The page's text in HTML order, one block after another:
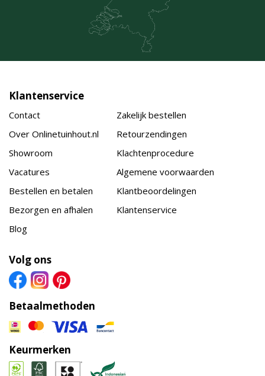
Klantenservice
Contact
Over Onlinetuinhout.nl
Showroom
Vacatures
Bestellen en betalen
Bezorgen en afhalen
Blog
Zakelijk bestellen
Retourzendingen
Klachtenprocedure
Algemene voorwaarden
Klantbeoordelingen
Klantenservice
Volg ons
Betaalmethoden
Keurmerken